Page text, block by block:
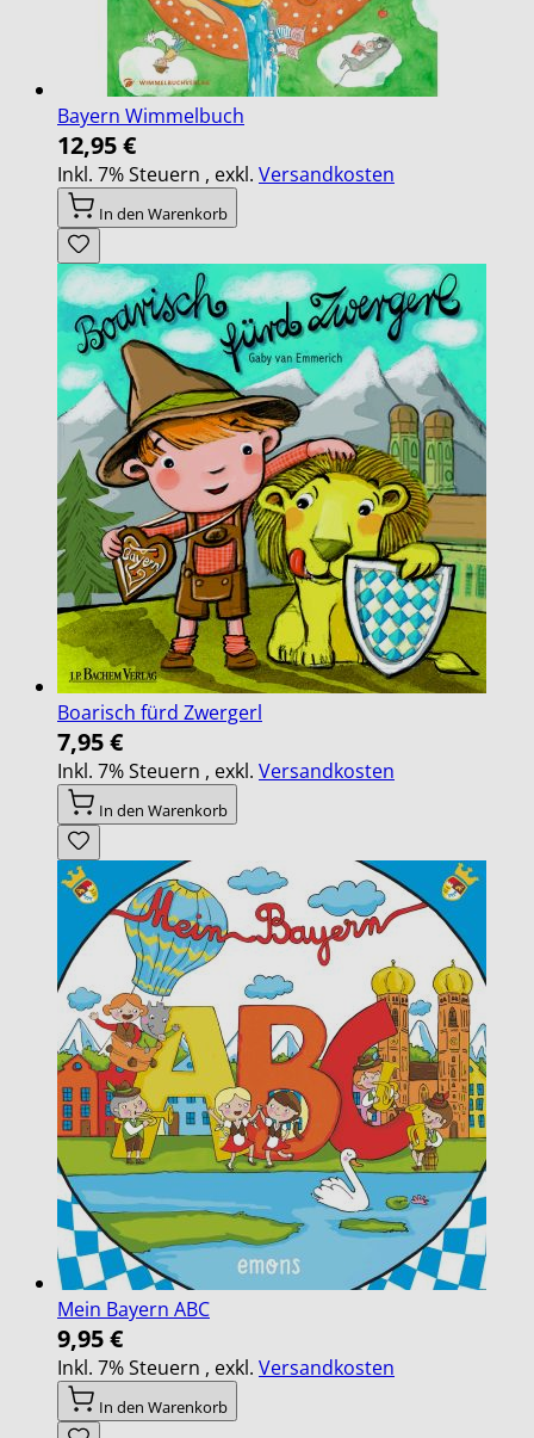
Bayern Wimmelbuch
12,95 €
Inkl. 7% Steuern , exkl. Versandkosten
In den Warenkorb
Boarisch fürd Zwergerl
7,95 €
Inkl. 7% Steuern , exkl. Versandkosten
In den Warenkorb
Mein Bayern ABC
9,95 €
Inkl. 7% Steuern , exkl. Versandkosten
In den Warenkorb